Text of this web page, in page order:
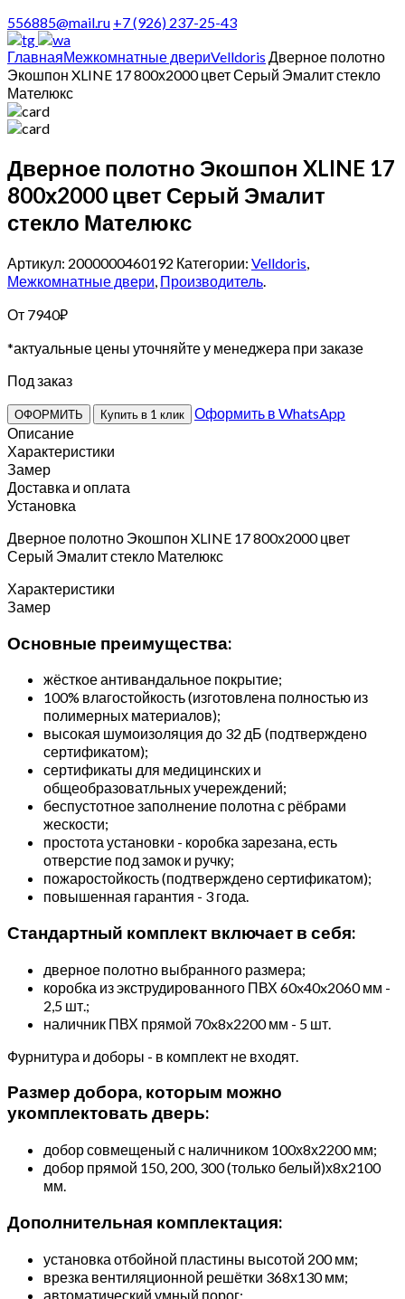
556885@mail.ru +7 (926) 237-25-43
ГлавнаяМежкомнатные двериVelldoris Дверное полотно
Экошпон XLINE 17 800х2000 цвет Серый Эмалит стекло
Мателюкс
Дверное полотно Экошпон XLINE 17
800х2000 цвет Серый Эмалит
стекло Мателюкс
Артикул: 2000000460192 Категории: Velldoris,
Межкомнатные двери, Производитель.
От 7940₽
*актуальные цены уточняйте у менеджера при заказе
Под заказ
ОФОРМИТЬ Купить в 1 клик
Оформить в WhatsApp
Описание
Характеристики
Замер
Доставка и оплата
Установка
Дверное полотно Экошпон XLINE 17 800х2000 цвет
Серый Эмалит стекло Мателюкс
Характеристики
Замер
Основные преимущества:
жёсткое антивандальное покрытие;
100% влагостойкость (изготовлена полностью из
полимерных материалов);
высокая шумоизоляция до 32 дБ (подтверждено
сертификатом);
сертификаты для медицинских и
общеобразоватльных учереждений;
беспустотное заполнение полотна с рёбрами
жескости;
простота установки - коробка зарезана, есть
отверстие под замок и ручку;
пожаростойкость (подтверждено сертификатом);
повышенная гарантия - 3 года.
Стандартный комплект включает в себя:
дверное полотно выбранного размера;
коробка из экструдированного ПВХ 60x40x2060 мм -
2,5 шт.;
наличник ПВХ прямой 70x8x2200 мм - 5 шт.
Фурнитура и доборы - в комплект не входят.
Размер добора, которым можно
укомплектовать дверь:
добор совмещеный с наличником 100х8х2200 мм;
добор прямой 150, 200, 300 (только белый)х8х2100
мм.
Дополнительная комплектация:
установка отбойной пластины высотой 200 мм;
врезка вентиляционной решётки 368х130 мм;
автоматический умный порог;